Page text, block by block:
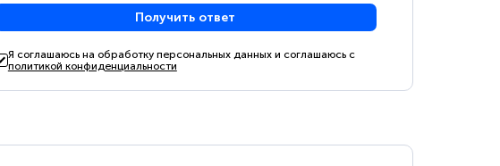
Получить ответ
Я соглашаюсь на обработку персональных данных и соглашаюсь с
политикой конфиденциальности